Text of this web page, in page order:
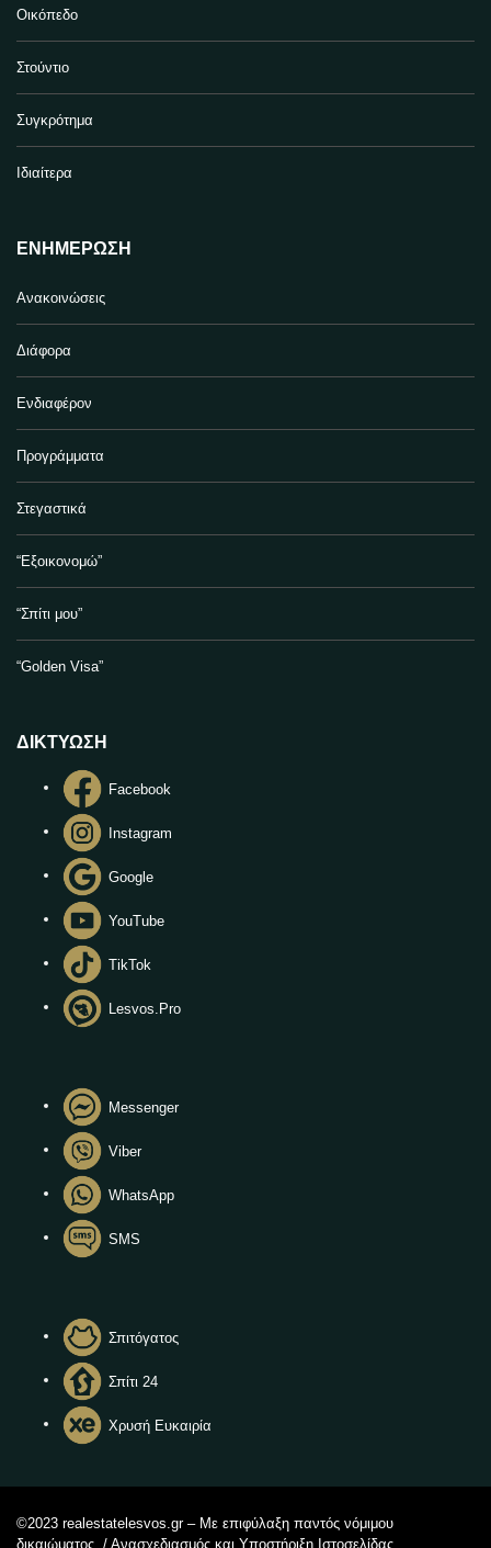
Οικόπεδο
Στούντιο
Συγκρότημα
Ιδιαίτερα
ΕΝΗΜΈΡΩΣΗ
Ανακοινώσεις
Διάφορα
Ενδιαφέρον
Προγράμματα
Στεγαστικά
“Εξοικονομώ”
“Σπίτι μου”
“Golden Visa”
ΔΙΚΤΥΩΣΗ
Facebook
Instagram
Google
YouTube
TikTok
Lesvos.Pro
Messenger
Viber
WhatsApp
SMS
Σπιτόγατος
Σπίτι 24
Χρυσή Ευκαιρία
©2023 realestatelesvos.gr – Με επιφύλαξη παντός νόμιμου
δικαιώματος. / Ανασχεδιασμός και Υποστήριξη Ιστοσελίδας